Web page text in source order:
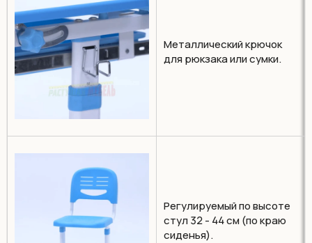
Металлический крючок
для рюкзака или сумки.
Регулируемый по высоте
стул 32 - 44 см (по краю
сиденья).